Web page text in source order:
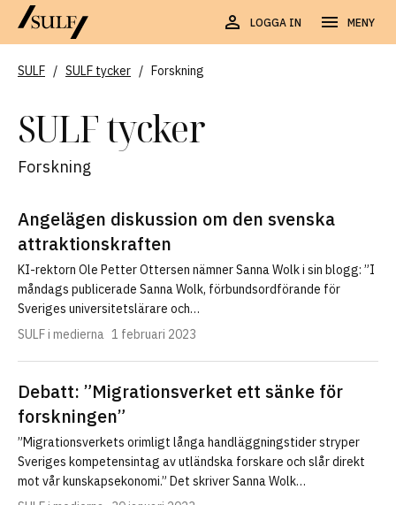
LOGGA IN MENY
SULF / SULF tycker / Forskning
SULF tycker
Forskning
Angelägen diskussion om den svenska
attraktionskraften
KI-rektorn Ole Petter Ottersen nämner Sanna Wolk i sin blogg: ”I
måndags publicerade Sanna Wolk, förbundsordförande för
Sveriges universitetslärare och…
SULF i medierna 1 februari 2023
Debatt: ”Migrationsverket ett sänke för
forskningen”
”Migrationsverkets orimligt långa handläggnings­tider stryper
Sveriges kompetens­intag av utländska forskare och slår direkt
mot vår kunskaps­ekonomi.” Det skriver Sanna Wolk…